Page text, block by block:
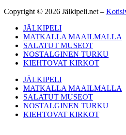
Copyright © 2026 Jälkipeli.net –
JÄLKIPELI
MATKALLA MAAILMALLA
SALATUT MUSEOT
NOSTALGINEN TURKU
KIEHTOVAT KIRKOT
JÄLKIPELI
MATKALLA MAAILMALLA
SALATUT MUSEOT
NOSTALGINEN TURKU
KIEHTOVAT KIRKOT